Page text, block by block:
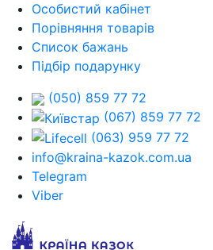
Особистий кабінет
Порівняння товарів
Список бажань
Підбір подарунку
(050) 859 77 72
(067) 859 77 72
(063) 959 77 72
info@kraina-kazok.com.ua
Telegram
Viber